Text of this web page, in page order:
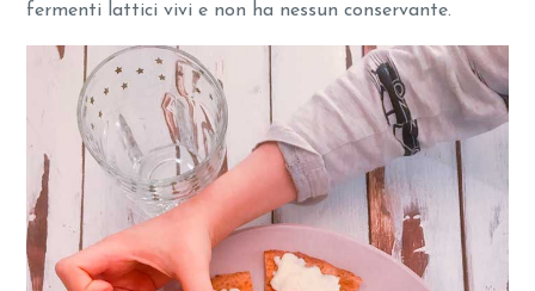
fermenti lattici vivi e non ha nessun conservante.